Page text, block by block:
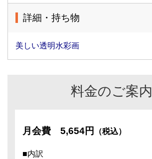
詳細・持ち物
美しい透明水彩画
料金のご案内
月会費 5,654円 （税込）
■内訳